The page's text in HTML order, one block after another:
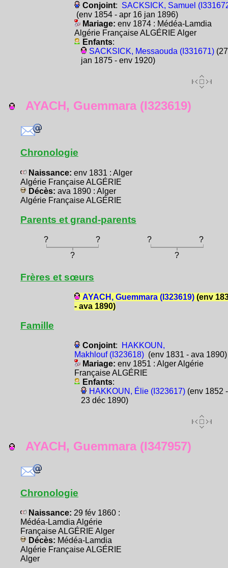
Conjoint: SACKSICK, Samuel
(env 1854 - apr 16 jan 1896)
Mariage: env 1874 : Médéa-Lamdia
Algérie Française ALGÉRIE Alger
Enfants:
SACKSICK, Messaouda (I331671)(27
jan 1875 - env 1920)
AYACH, Guemmara (I323619)
Chronologie
Naissance: env 1831 : Alger
Algérie Française ALGÉRIE
Décès: ava 1890 : Alger
Algérie Française ALGÉRIE
Parents et grand-parents
? ? ?
?
?
?
Frères et sœurs
AYACH, Guemmara (I323619)(env
- ava 1890)
Famille
Conjoint:
HAKKOUN,
Makhlouf (I323618)(env 1831 - ava 1890)
Mariage: env 1851 : Alger Algérie
Française ALGÉRIE
Enfants:
HAKKOUN, Élie (I323617)(env 1852 -
23 déc 1890)
AYACH, Guemmara (I347957)
Chronologie
Naissance: 29 fév 1860 :
Médéa-Lamdia Algérie
Française ALGÉRIE Alger
Décès: Médéa-Lamdia
Algérie Française ALGÉRIE
Alger